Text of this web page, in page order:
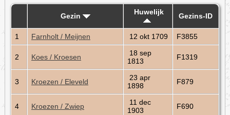
Gezin Huwelijk Gezins-ID
1 Farnholt / Meijnen 12 okt 1709 F3855
2 Koes / Kroesen
18 sep
1813
F1319
3 Kroezen / Eleveld
23 apr
1898
F879
4 Kroezen / Zwiep
11 dec
1903
F690